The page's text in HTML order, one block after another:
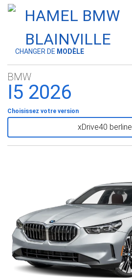
CHANGER DE MODÈLE
BMW
I5 2026
Choisissez votre version
xDrive40 berline